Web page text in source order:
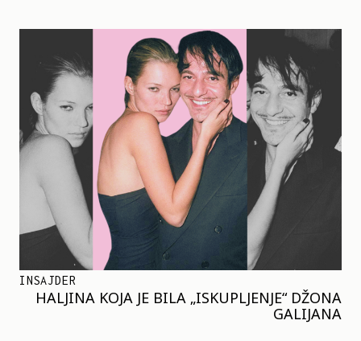
INSAJDER
HALJINA KOJA JE BILA „ISKUPLJENJE“ DŽONA
GALIJANA